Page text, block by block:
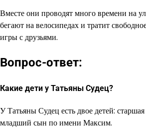
Вместе они проводят много времени на
бегают на велосипедах и тратит
игры с друзьями.
Вопрос-ответ:
Какие дети у Татьяны Судец?
У Татьяны Судец есть двое детей:
младший сын по имени Максим.